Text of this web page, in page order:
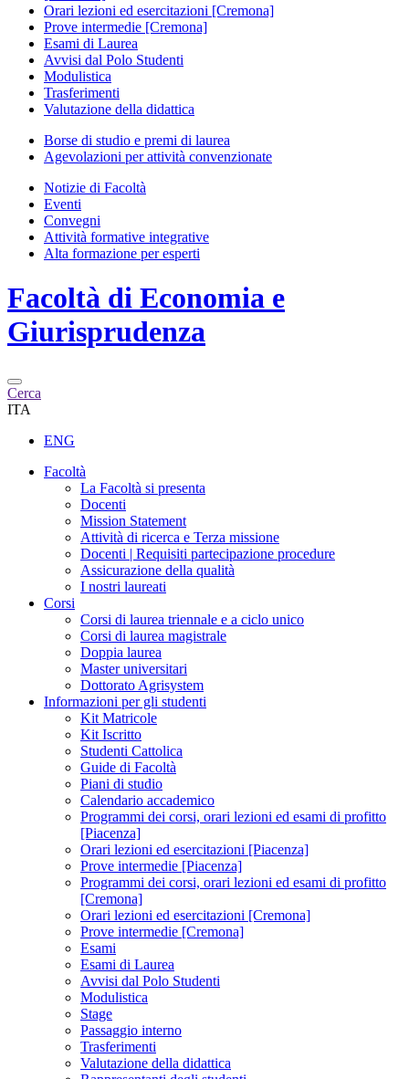
Orari lezioni ed esercitazioni [Cremona]
Prove intermedie [Cremona]
Esami di Laurea
Avvisi dal Polo Studenti
Modulistica
Trasferimenti
Valutazione della didattica
Borse di studio e premi di laurea
Agevolazioni per attività convenzionate
Notizie di Facoltà
Eventi
Convegni
Attività formative integrative
Alta formazione per esperti
Facoltà di Economia e
Giurisprudenza
Cerca
ITA
ENG
Facoltà
La Facoltà si presenta
Docenti
Mission Statement
Attività di ricerca e Terza missione
Docenti | Requisiti partecipazione procedure
Assicurazione della qualità
I nostri laureati
Corsi
Corsi di laurea triennale e a ciclo unico
Corsi di laurea magistrale
Doppia laurea
Master universitari
Dottorato Agrisystem
Informazioni per gli studenti
Kit Matricole
Kit Iscritto
Studenti Cattolica
Guide di Facoltà
Piani di studio
Calendario accademico
Programmi dei corsi, orari lezioni ed esami di profitto
[Piacenza]
Orari lezioni ed esercitazioni [Piacenza]
Prove intermedie [Piacenza]
Programmi dei corsi, orari lezioni ed esami di profitto
[Cremona]
Orari lezioni ed esercitazioni [Cremona]
Prove intermedie [Cremona]
Esami
Esami di Laurea
Avvisi dal Polo Studenti
Modulistica
Stage
Passaggio interno
Trasferimenti
Valutazione della didattica